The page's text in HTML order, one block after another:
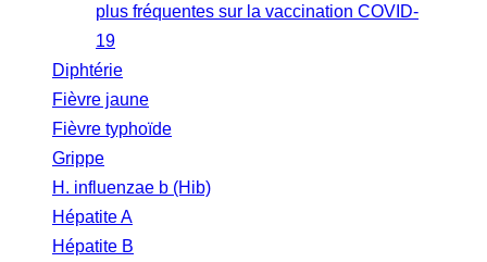
plus fréquentes sur la vaccination COVID-
19
Diphtérie
Fièvre jaune
Fièvre typhoïde
Grippe
H. influenzae b (Hib)
Hépatite A
Hépatite B